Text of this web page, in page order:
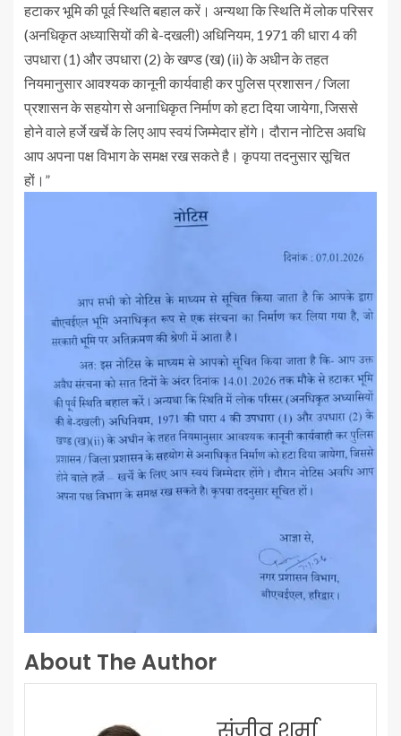
हटाकर भूमि की पूर्व स्थिति बहाल करें। अन्यथा कि स्थिति में लोक परिसर
(अनधिकृत अध्यासियों की बे-दखली) अधिनियम, 1971 की धारा 4 की
उपधारा (1) और उपधारा (2) के खण्ड (ख) (ii) के अधीन के तहत
नियमानुसार आवश्यक कानूनी कार्यवाही कर पुलिस प्रशासन / जिला
प्रशासन के सहयोग से अनाधिकृत निर्माण को हटा दिया जायेगा, जिससे
होने वाले हर्जे खर्चे के लिए आप स्वयं जिम्मेदार होंगे। दौरान नोटिस अवधि
आप अपना पक्ष विभाग के समक्ष रख सकते है। कृपया तदनुसार सूचित
हों।”
About The Author